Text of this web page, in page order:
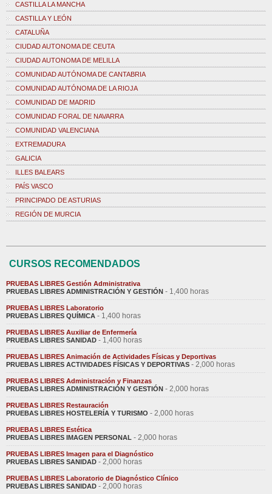
CASTILLA LA MANCHA
CASTILLA Y LEÓN
CATALUÑA
CIUDAD AUTONOMA DE CEUTA
CIUDAD AUTONOMA DE MELILLA
COMUNIDAD AUTÓNOMA DE CANTABRIA
COMUNIDAD AUTÓNOMA DE LA RIOJA
COMUNIDAD DE MADRID
COMUNIDAD FORAL DE NAVARRA
COMUNIDAD VALENCIANA
EXTREMADURA
GALICIA
ILLES BALEARS
PAÍS VASCO
PRINCIPADO DE ASTURIAS
REGIÓN DE MURCIA
CURSOS RECOMENDADOS
PRUEBAS LIBRES Gestión Administrativa
PRUEBAS LIBRES ADMINISTRACIÓN Y GESTIÓN - 1,400 horas
PRUEBAS LIBRES Laboratorio
PRUEBAS LIBRES QUÍMICA - 1,400 horas
PRUEBAS LIBRES Auxiliar de Enfermería
PRUEBAS LIBRES SANIDAD - 1,400 horas
PRUEBAS LIBRES Animación de Actividades Físicas y Deportivas
PRUEBAS LIBRES ACTIVIDADES FÍSICAS Y DEPORTIVAS - 2,000 horas
PRUEBAS LIBRES Administración y Finanzas
PRUEBAS LIBRES ADMINISTRACIÓN Y GESTIÓN - 2,000 horas
PRUEBAS LIBRES Restauración
PRUEBAS LIBRES HOSTELERÍA Y TURISMO - 2,000 horas
PRUEBAS LIBRES Estética
PRUEBAS LIBRES IMAGEN PERSONAL - 2,000 horas
PRUEBAS LIBRES Imagen para el Diagnóstico
PRUEBAS LIBRES SANIDAD - 2,000 horas
PRUEBAS LIBRES Laboratorio de Diagnóstico Clínico
PRUEBAS LIBRES SANIDAD - 2,000 horas